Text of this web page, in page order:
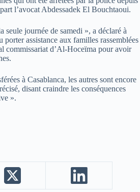
l’avocat Abdessadek El Bouchtaoui.
seule journée de samedi », a déclaré à
assistance aux familles rassemblées
commissariat d’Al-Hoceïma pour avoir
à Casablanca, les autres sont encore
disant craindre les conséquences
».